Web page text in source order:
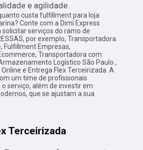
e agilidade.
custa fulfillment para loja
Conte com a Dimi Express
serviços do ramo de
por exemplo, Transportadora
Fulfillment Empresas,
Transportadora com
Logístico São Paulo ,
Online e Entrega Flex Terceirizada. A
um time de profissionais
serviço, além de investir em
que se ajustam a sua
Terceirizada